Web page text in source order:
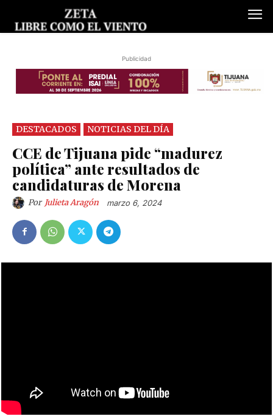
Publicidad
DESTACADOS NOTICIAS DEL DÍA
CCE de Tijuana pide “madurez
política” ante resultados de
candidaturas de Morena
Por Julieta Aragón marzo 6, 2024